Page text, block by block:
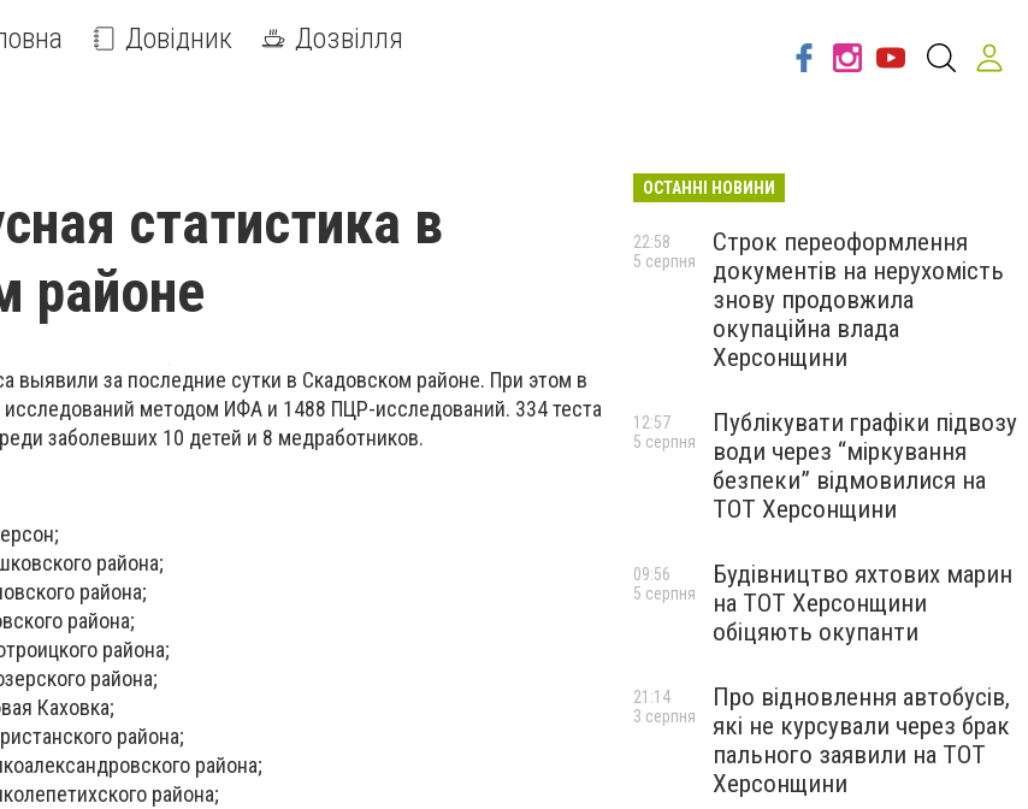
Довідник Дозвілля
статистика в
районе
выявили за последние сутки в Скадовском районе. При этом в
методом ИФА и 1488 ПЦР-исследований. 334 теста
заболевших 10 детей и 8 медработников.
района;
района;
района;
района;
района;
Каховка;
района;
района;
района;
ОСТАННІ НОВИНИ
Строк переоформлення
документів на нерухомість
знову продовжила
окупаційна влада
Херсонщини
22:58
5 серпня
Публікувати графіки підвозу
води через “міркування
безпеки” відмовилися на
ТОТ Херсонщини
12:57
5 серпня
Будівництво яхтових марин
на ТОТ Херсонщини
обіцяють окупанти
09:56
5 серпня
Про відновлення автобусів,
які не курсували через брак
пального заявили на ТОТ
Херсонщини
21:14
3 серпня